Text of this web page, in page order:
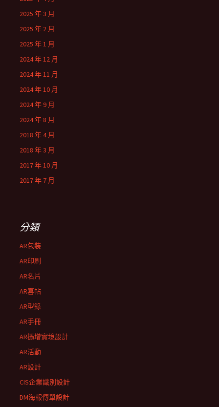
2025 年 3 月
2025 年 2 月
2025 年 1 月
2024 年 12 月
2024 年 11 月
2024 年 10 月
2024 年 9 月
2024 年 8 月
2018 年 4 月
2018 年 3 月
2017 年 10 月
2017 年 7 月
分類
AR包裝
AR印刷
AR名片
AR喜帖
AR型錄
AR手冊
AR擴增實境設計
AR活動
AR設計
CIS企業識別設計
DM海報傳單設計